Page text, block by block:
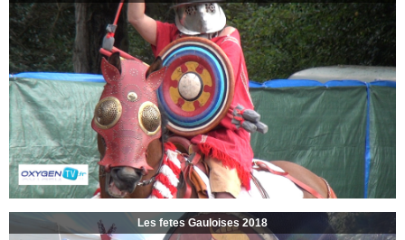
Les fetes Gauloises 2018